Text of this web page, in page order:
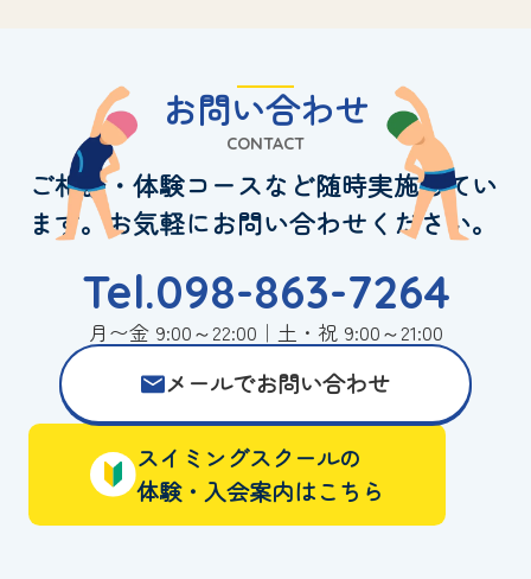
お問い合わせ
CONTACT
ご相談・体験コースなど随時実施してい
ます。お気軽にお問い合わせください。
Tel.098-863-7264
月〜金 9:00～22:00｜土・祝 9:00～21:00
メールでお問い合わせ
スイミングスクールの
体験・入会案内はこちら